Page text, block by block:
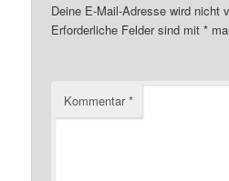
Deine E-Mail-Adresse wird nicht
Erforderliche Felder sind mit*
Kommentar*